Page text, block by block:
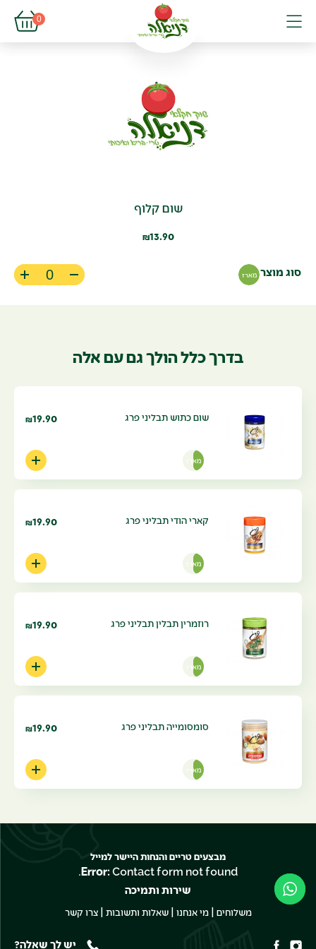
0
פתיחת
פתיחת
שום קלוף
₪13.90
סוג מוצר מארז
בדרך כלל הולך גם עם אלה
שום כתוש תבליני פרג ₪19.90
מארז
קארי הודי תבליני פרג ₪19.90
מארז
רוזמרין תבלין תבליני פרג ₪19.90
מארז
סומסומייה תבליני פרג ₪19.90
מארז
מבצעים טריים והנחות היישר למייל
Error:Contact form not found.
שירות ותמיכה
משלוחים |מי אנחנו |שאלות ותשובות |צרו קשר
יש לך שאלה?